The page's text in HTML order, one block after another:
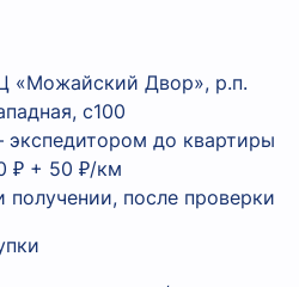
«Можайский Двор», р.п.
с100
до квартиры
₽ + 50 ₽/км
после проверки